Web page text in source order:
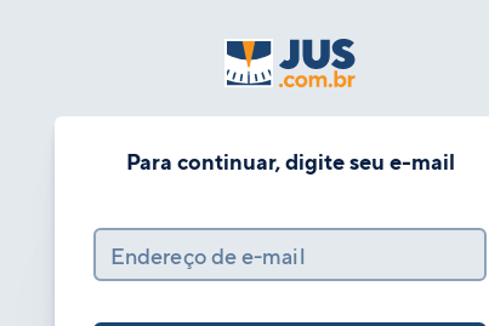
Para continuar, digite seu e-mail
Endereço de e-mail